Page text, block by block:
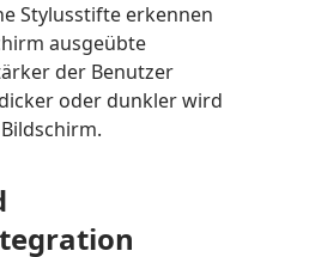
Stylusstifte erkennen
ausgeübte
der Benutzer
oder dunkler wird